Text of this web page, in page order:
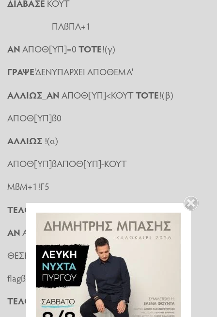
ΔΙΑΒΑΣΕ ΚΟΥΤ
ΠΛßΠΛ+1
ΑΝΑΠΟΘ[ΥΠ]=0ΤΟΤΕ!(γ)
ΓΡΑΨΕ'ΔΕΝΥΠΑΡΧΕΙ ΑΠΟΘΕΜΑ'
ΑΛΛΙΩΣ ΑΝΑΠΟΘ[ΥΠ]<ΚΟΥΤΤΟΤΕ!(β)
ΑΠΟΘ[ΥΠ]ß0
ΑΛΛΙΩΣ !(α)
ΑΠΟΘ[ΥΠ]ßΑΠΟΘ[ΥΠ]-ΚΟΥΤ
ΜßΜ+1!Γ5
ΤΕΛΟΣ
ΑΝΑΠΟΘ[ΥΠ]=0 ΚΑΙ flag=ΨΕΥΔΗΣΤΟΤΕ
ΘΕΣΗßΥΠ
flagßΑΛΗΘΗΣ
TEΛΟΣ_ΑΝ